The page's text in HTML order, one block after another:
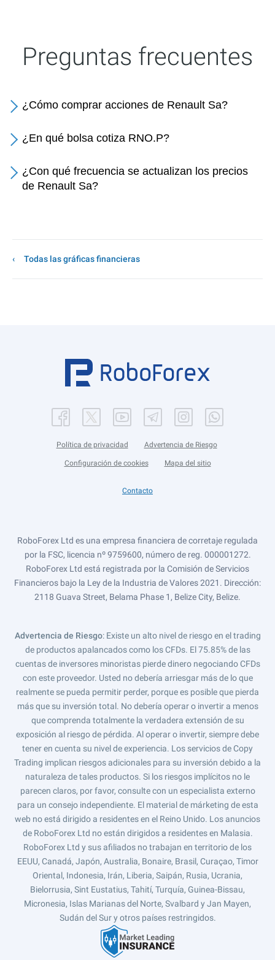
Preguntas frecuentes
¿Cómo comprar acciones de Renault Sa?
¿En qué bolsa cotiza RNO.P?
¿Con qué frecuencia se actualizan los precios
de Renault Sa?
Todas las gráficas financieras
Política de privacidad Advertencia de Riesgo
Configuración de cookies Mapa del sitio
Contacto
RoboForex Ltd es una empresa financiera de corretaje regulada
por la FSC, licencia nº 9759600, número de reg. 000001272.
RoboForex Ltd está registrada por la Comisión de Servicios
Financieros bajo la Ley de la Industria de Valores 2021. Dirección:
2118 Guava Street, Belama Phase 1, Belize City, Belize.
Advertencia de Riesgo: Existe un alto nivel de riesgo en el trading
de productos apalancados como los CFDs. El 75.85% de las
cuentas de inversores minoristas pierde dinero negociando CFDs
con este proveedor. Usted no debería arriesgar más de lo que
realmente se pueda permitir perder, porque es posible que pierda
más que su inversión total. No debería operar o invertir a menos
que comprenda totalmente la verdadera extensión de su
exposición al riesgo de pérdida. Al operar o invertir, siempre debe
tener en cuenta su nivel de experiencia. Los servicios de Copy
Trading implican riesgos adicionales para su inversión debido a la
naturaleza de tales productos. Si los riesgos implícitos no le
parecen claros, por favor, consulte con un especialista externo
para un consejo independiente. El material de márketing de esta
web no está dirigido a residentes en el Reino Unido. Los anuncios
de RoboForex Ltd no están dirigidos a residentes en Malasia.
RoboForex Ltd y sus afiliados no trabajan en territorio de los
EEUU, Canadá, Japón, Australia, Bonaire, Brasil, Curaçao, Timor
Oriental, Indonesia, Irán, Liberia, Saipán, Rusia, Ucrania,
Bielorrusia, Sint Eustatius, Tahití, Turquía, Guinea-Bissau,
Micronesia, Islas Marianas del Norte, Svalbard y Jan Mayen,
Sudán del Sur y otros países restringidos.